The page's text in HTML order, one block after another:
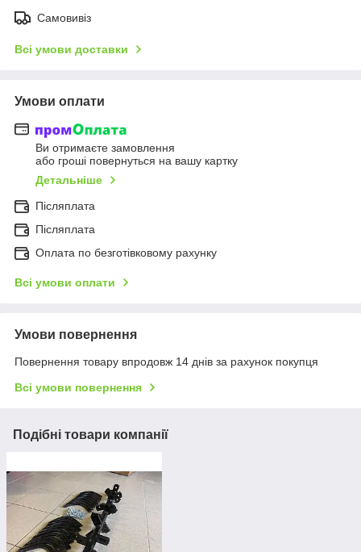
Самовивіз
Всі умови доставки
Умови оплати
Ви отримаєте замовлення
або гроші повернуться на вашу картку
Детальніше
Післяплата
Післяплата
Оплата по безготівковому рахунку
Всі умови оплати
Умови повернення
Повернення товару впродовж 14 днів за рахунок покупця
Всі умови повернення
Подібні товари компанії